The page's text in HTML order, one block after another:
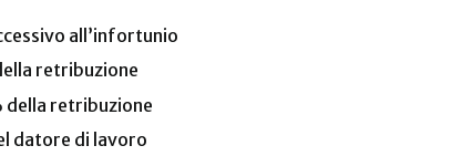
all’infortunio
retribuzione
della retribuzione
datore di lavoro